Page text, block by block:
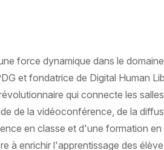
force dynamique dans le
et fondatrice de Digital Human
qui connecte les
de la vidéoconférence, de la
en classe et d'une formation
à enrichir l'apprentissage des